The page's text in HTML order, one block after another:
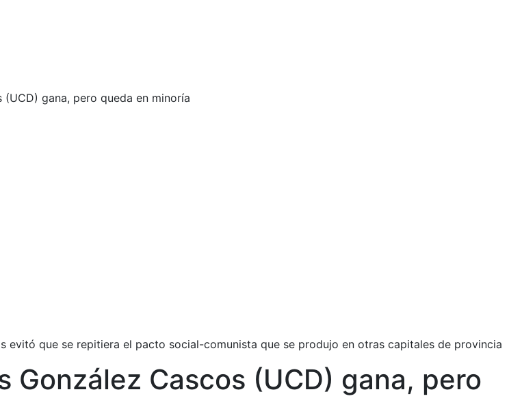
(UCD) gana, pero queda en minoría
que se repitiera el pacto social-comunista que se produjo en otras capitales de provincia
González Cascos (UCD) gana, pero